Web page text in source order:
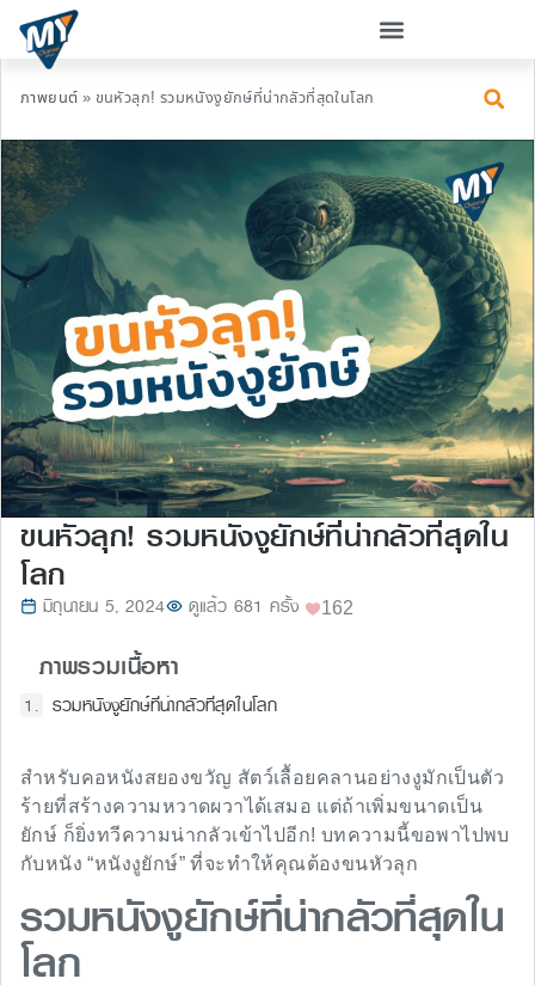
ภาพยนต์ » ขนหัวลุก! รวมหนังงูยักษ์ที่น่ากลัวที่สุดในโลก
ขนหัวลุก! รวมหนังงูยักษ์ที่น่ากลัวที่สุดใน
โลก
มิถุนายน 5, 2024 ดูแล้ว 681 ครั้ง 162
ภาพรวมเนื้อหา
รวมหนังงูยักษ์ที่น่ากลัวที่สุดในโลก
สำหรับคอหนังสยองขวัญ สัตว์เลื้อยคลานอย่างงูมักเป็นตัว
ร้ายที่สร้างความหวาดผวาได้เสมอ แต่ถ้าเพิ่มขนาดเป็น
ยักษ์ ก็ยิ่งทวีความน่ากลัวเข้าไปอีก! บทความนี้ขอพาไปพบ
กับหนัง “หนังงูยักษ์” ที่จะทำให้คุณต้องขนหัวลุก
รวมหนังงูยักษ์ที่น่ากลัวที่สุดใน
โลก